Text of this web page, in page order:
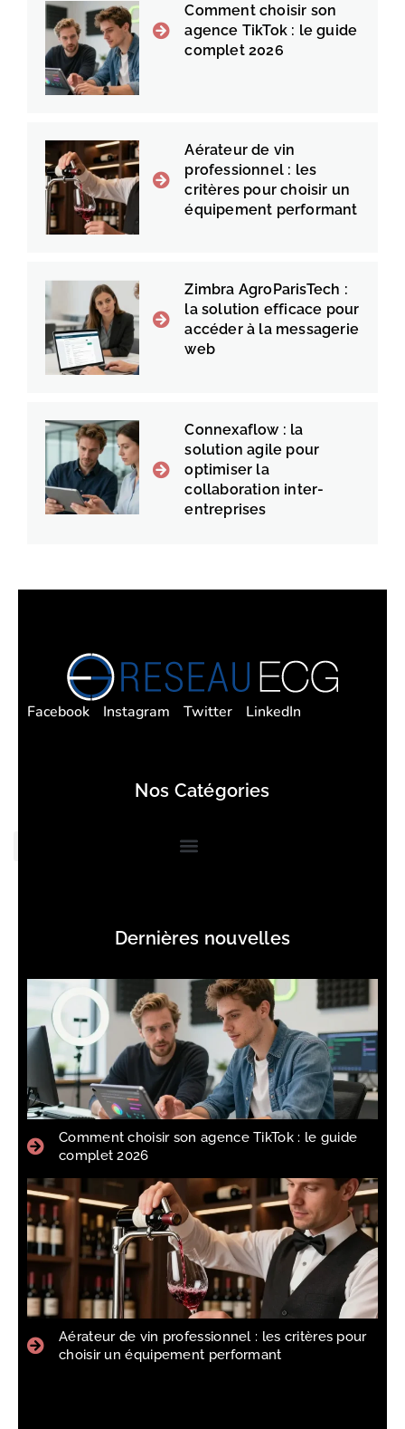
Comment choisir son
agence TikTok : le guide
complet 2026
Aérateur de vin
professionnel : les
critères pour choisir un
équipement performant
Zimbra AgroParisTech :
la solution efficace pour
accéder à la messagerie
web
Connexaflow : la
solution agile pour
optimiser la
collaboration inter-
entreprises
Facebook Instagram Twitter LinkedIn
Nos Catégories
Dernières nouvelles
Comment choisir son agence TikTok : le guide
complet 2026
Aérateur de vin professionnel : les critères pour
choisir un équipement performant